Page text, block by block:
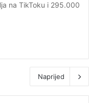
na TikToku i 295.000
Naprijed